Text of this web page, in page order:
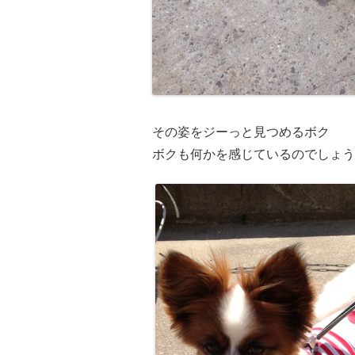
その姿をジーっと見つめるボク
ボクも何かを感じているのでしょ